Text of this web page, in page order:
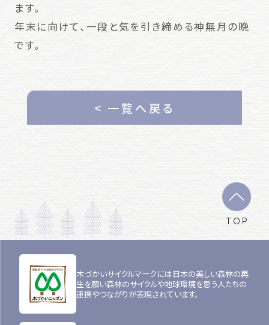
ます。
年末に向けて、一段と気を引き締める神無月の晩
です。
< 一覧へ戻る
TOP
木づかいサイクルマークには日本の美しい森林の再
生を願い森林のサイクルや地球環境を思う人たちの
連携やつながりが表現されています。